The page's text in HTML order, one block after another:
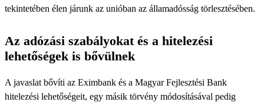
tekintetében élen járunk az unióban az államadósság törlesztésében.
Az adózási szabályokat és a hitelezési
lehetőségek is bővülnek
A javaslat bővíti az Eximbank és a Magyar Fejlesztési Bank
hitelezési lehetőségeit, egy másik törvény módosításával pedig